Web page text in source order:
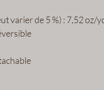
varier de 5 %) : 7,52 oz/